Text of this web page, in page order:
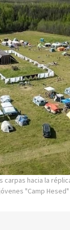
hacia la
"Camp